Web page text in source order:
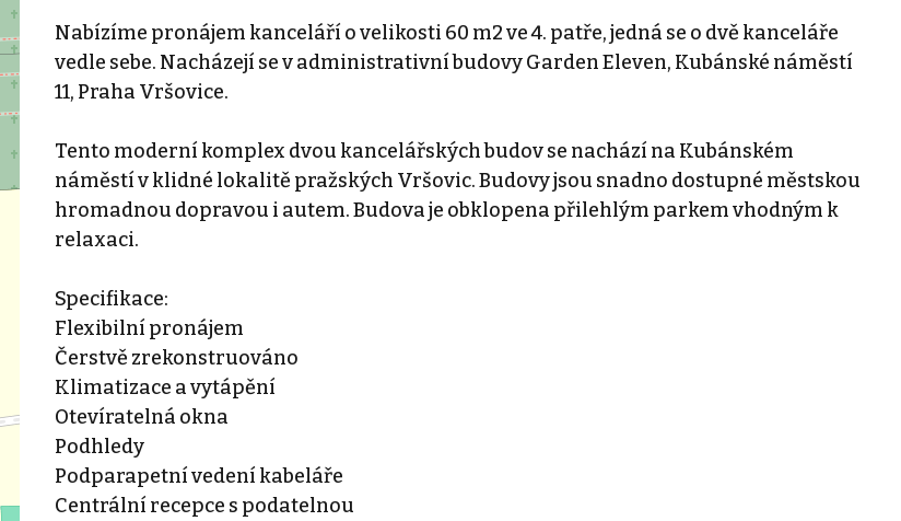
Nabízíme pronájem kanceláří o velikosti 60 m2 ve 4. patře, jedná se o dvě kanceláře
vedle sebe. Nacházejí se v administrativní budovy Garden Eleven, Kubánské náměstí
11, Praha Vršovice.
Tento moderní komplex dvou kancelářských budov se nachází na Kubánském
náměstí v klidné lokalitě pražských Vršovic. Budovy jsou snadno dostupné městskou
hromadnou dopravou i autem. Budova je obklopena přilehlým parkem vhodným k
relaxaci.
Specifikace:
Flexibilní pronájem
Čerstvě zrekonstruováno
Klimatizace a vytápění
Otevíratelná okna
Podhledy
Podparapetní vedení kabeláře
Centrální recepce s podatelnou